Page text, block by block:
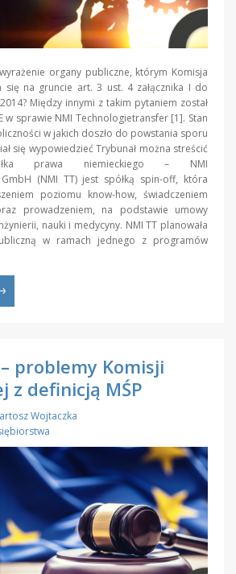
organy publiczne, którym Komisja
się na gruncie art. 3 ust. 4 załącznika I do
Między innymi z takim pytaniem został
w sprawie NMI Technologietransfer [1]. Stan
w jakich doszło do powstania sporu
się wypowiedzieć Trybunał można streścić
prawa niemieckiego – NMI
(NMI TT) jest spółką spin-off, która
poziomu know-how, świadczeniem
prowadzeniem, na podstawie umowy
nauki i medycyny. NMI TT planowała
w ramach jednego z programów
problemy Komisji
z definicją MŚP
Wojtaczka